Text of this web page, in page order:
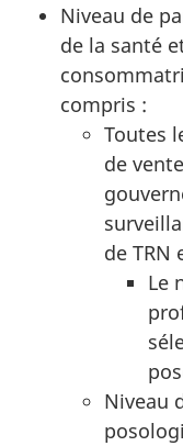
Niveau de
de la santé
compris :
Toutes
de
de TRN
Le
Niveau